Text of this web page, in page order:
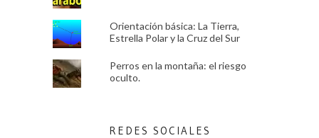
Orientación básica: La Tierra,
Estrella Polar y la Cruz del Sur
Perros en la montaña: el riesgo
oculto.
REDES SOCIALES